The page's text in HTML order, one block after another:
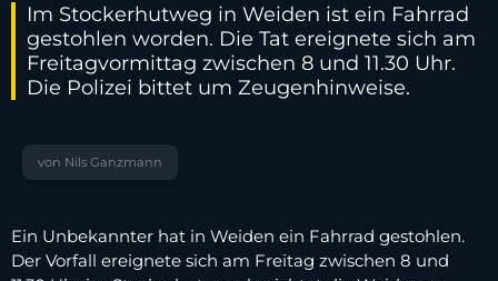
Im Stockerhutweg in Weiden ist ein Fahrrad
gestohlen worden. Die Tat ereignete sich am
Freitagvormittag zwischen 8 und 11.30 Uhr.
Die Polizei bittet um Zeugenhinweise.
von Nils Ganzmann
Ein Unbekannter hat in Weiden ein Fahrrad gestohlen.
Der Vorfall ereignete sich am Freitag zwischen 8 und